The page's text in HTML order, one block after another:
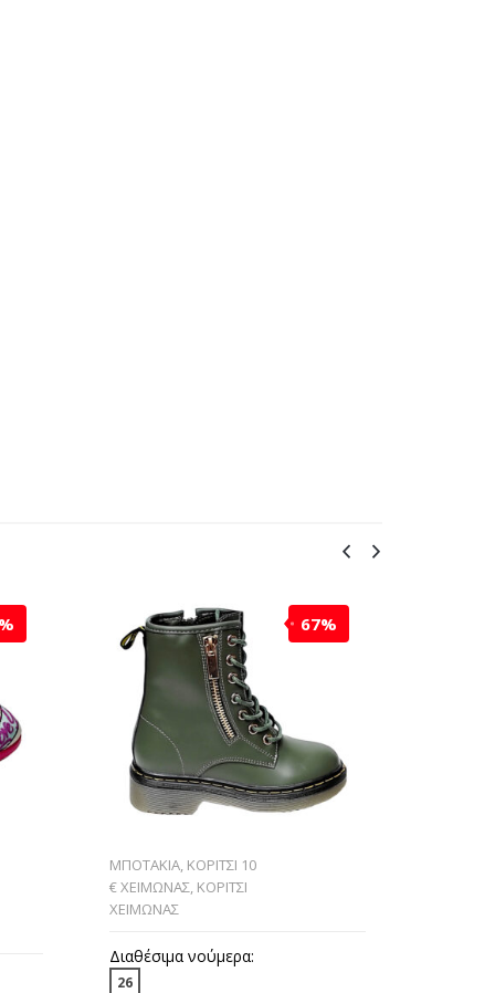
67%
ΜΠΟΤΑΚΙΑ, ΚΟΡΙΤΣΙ 10
€ ΧΕΙΜΩΝΑΣ, ΚΟΡΙΤΣΙ
ΧΕΙΜΩΝΑΣ
Διαθέσιμα νούμερα:
26